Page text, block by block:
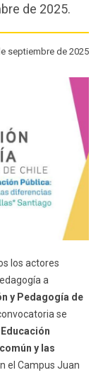
de 2025.
septiembre de 2025
los actores
a
y Pedagogía de
se
y las
el Campus Juan